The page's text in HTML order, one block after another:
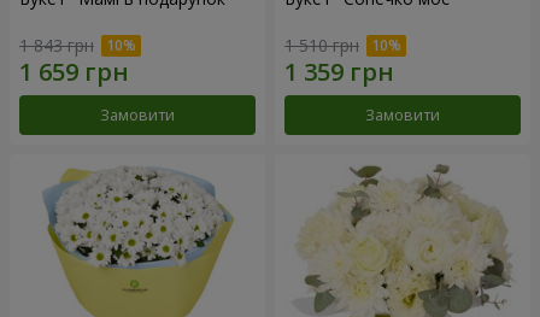
1 843 грн
Замовити
1 510 грн
Замовити